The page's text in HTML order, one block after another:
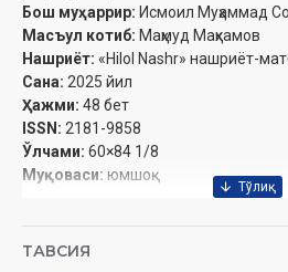
Бош муҳаррир: Исмоил Муҳаммад
Масъул котиб: Маҳмуд Маҳкамов
Нашриёт: «Hilol Nashr» нашриёт-
Сана: 2025 йил
Ҳажми: 48 бет‎
ISSN: 2181-9858
Ўлчами: 60×84 1/8
Муқоваси: юмшоқ
қўмитасининг 2025 йил 26
ТАВСИЯ